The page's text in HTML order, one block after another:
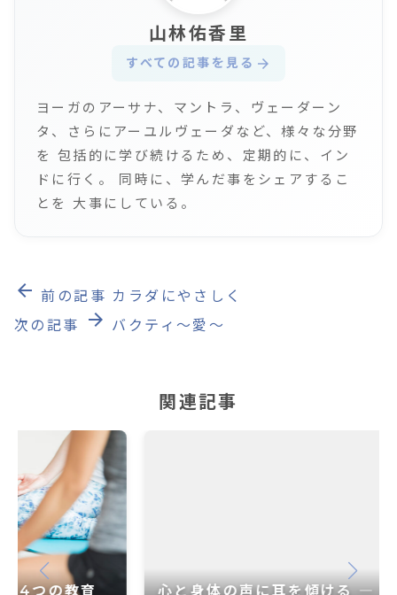
山林佑香里
すべての記事を見る arrow_forward
ヨーガのアーサナ、マントラ、ヴェーダーン
タ、さらにアーユルヴェーダなど、様々な分野
を 包括的に学び続けるため、定期的に、イン
ドに行く。 同時に、学んだ事をシェアするこ
とを 大事にしている。
arrow_back 前の記事 カラダにやさしく
次の記事
arrow_forward バクティ～愛～
関連記事
心と身体の声に耳を傾ける ― 世界が注目す